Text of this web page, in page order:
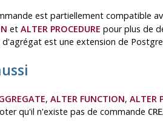
est partiellement compatible
et ALTER PROCEDURE pour plus de
est une extension de
, ALTER FUNCTION, ALTER
qu'il n'existe pas de commande